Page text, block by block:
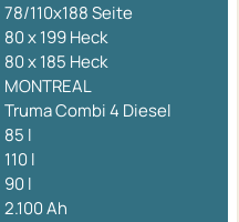
78/110x188 Seite
80 x 199 Heck
80 x 185 Heck
MONTREAL
Truma Combi 4 Diesel
85 l
110 l
90 l
2.100 Ah